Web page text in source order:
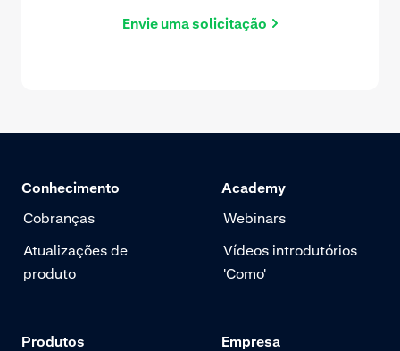
Envie uma solicitação
Conhecimento
Cobranças
Atualizações de
produto
Academy
Webinars
Vídeos introdutórios
'Como'
Produtos
Empresa